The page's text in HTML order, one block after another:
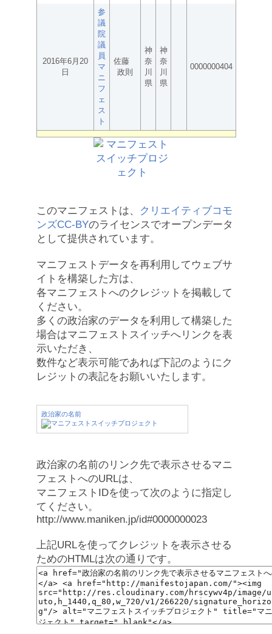
2016年6月20
日
参
議
院
議
員
マ
ニ
フ
ェ
ス
ト
佐藤
政則
神
奈
川
県
神
奈
川
県
0000000404
このマニフェストは、
クリエイティブコモ
ンズCC-BYのライセンスでオープンデータ
として提供されています。
マニフェストデータを再利用してウェブサ
イトを構築した方は、
各マニフェストへのクレジットを掲載して
ください。
多くの政治家のデータを利用して構築した
場合はマニフェストスイッチへリンクを表
示いただき、
数件など表示可能であれば下記のようにク
レジットの表記をお願いいたします。
政治家の名前
政治家の名前のリンク先で表示させるマニ
フェストへのURLは、
マニフェストIDを使って次のように指定し
てください。
http://www.maniken.jp/id#0000000023
上記URLを使ってクレジットを表示させる
ためのHTMLは次の通りです。